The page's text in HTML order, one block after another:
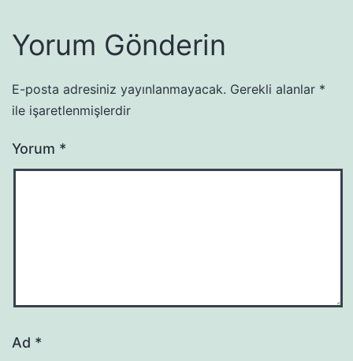
Yorum Gönderin
E-posta adresiniz yayınlanmayacak. Gerekli alanlar *
ile işaretlenmişlerdir
Yorum *
Ad *